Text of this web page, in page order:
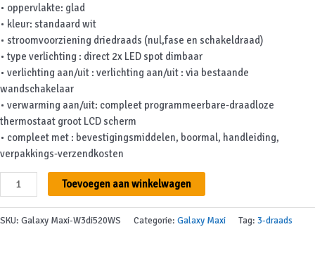
• oppervlakte: glad
• kleur: standaard wit
• stroomvoorziening driedraads (nul,fase en schakeldraad)
• type verlichting : direct 2x LED spot dimbaar
• verlichting aan/uit : verlichting aan/uit : via bestaande
wandschakelaar
• verwarming aan/uit: compleet programmeerbare-draadloze
thermostaat groot LCD scherm
• compleet met : bevestigingsmiddelen, boormal, handleiding,
verpakkings-verzendkosten
Galaxy
Maxi
-
W3di520WS
Toevoegen aan winkelwagen
SKU: Galaxy Maxi-W3di520WS Categorie: Galaxy Maxi Tag: 3-draads